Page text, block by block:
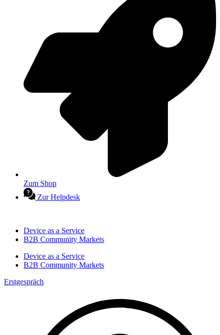
Zum Shop
Zur Helpdesk
Device as a Service
B2B Community Markets
Device as a Service
B2B Community Markets
Erstgespräch